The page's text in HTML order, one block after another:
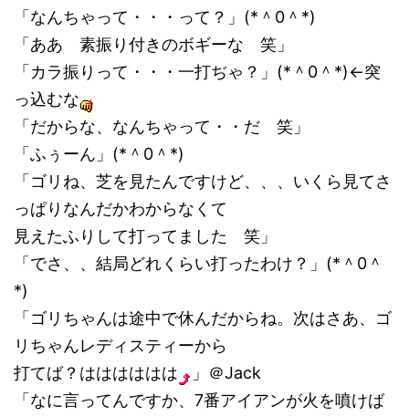
「なんちゃって・・・って？」(*＾0＾*)
「ああ 素振り付きのボギーな 笑」
「カラ振りって・・・一打ぢゃ？」(*＾0＾*)←突
っ込むな
「だからな、なんちゃって・・だ 笑」
「ふぅーん」(*＾0＾*)
「ゴリね、芝を見たんですけど、、、いくら見てさ
っぱりなんだかわからなくて
見えたふりして打ってました 笑」
「でさ、、結局どれくらい打ったわけ？」(*＾0＾
*)
「ゴリちゃんは途中で休んだからね。次はさあ、ゴ
リちゃんレディスティーから
打てば？はははははは
」＠Jack
「なに言ってんですか、7番アイアンが火を噴けば